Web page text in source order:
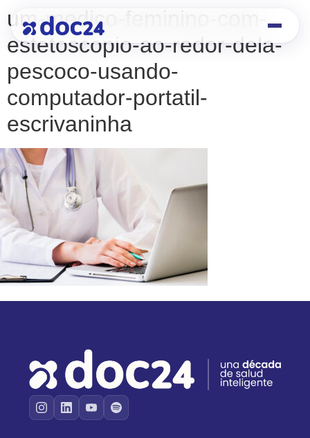
um-medico-feminino-com-
estetoscopio-ao-redor-dela-
pescoco-usando-
computador-portatil-
escrivaninha